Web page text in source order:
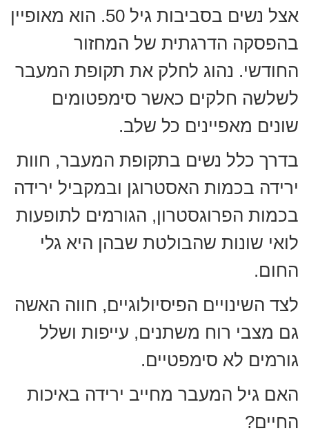
אצל נשים בסביבות גיל 50. הוא מאופיין
בהפסקה הדרגתית של המחזור
החודשי. נהוג לחלק את תקופת המעבר
לשלשה חלקים כאשר סימפטומים
שונים מאפיינים כל שלב.
בדרך כלל נשים בתקופת המעבר, חוות
ירידה בכמות האסטרוגן ובמקביל ירידה
בכמות הפרוגסטרון, הגורמים לתופעות
לואי שונות שהבולטת שבהן היא גלי
החום.
לצד השינויים הפיסיולוגיים, חווה האשה
גם מצבי רוח משתנים, עייפות ושלל
גורמים לא סימפטיים.
האם גיל המעבר מחייב ירידה באיכות
החיים?